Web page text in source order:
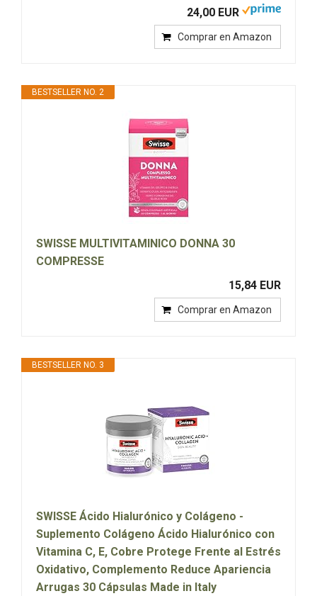
24,00 EUR
Comprar en Amazon
BESTSELLER NO. 2
SWISSE MULTIVITAMINICO DONNA 30
COMPRESSE
15,84 EUR
Comprar en Amazon
BESTSELLER NO. 3
SWISSE Ácido Hialurónico y Colágeno -
Suplemento Colágeno Ácido Hialurónico con
Vitamina C, E, Cobre Protege Frente al Estrés
Oxidativo, Complemento Reduce Apariencia
Arrugas 30 Cápsulas Made in Italy